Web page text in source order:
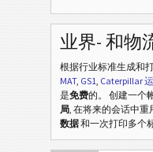
业界- 和物
根据行业标准生成和
MAT, GS1, Caterpillar
是免费的。 创建一个
局, 在将来的会话中重
数据和一次打印多个